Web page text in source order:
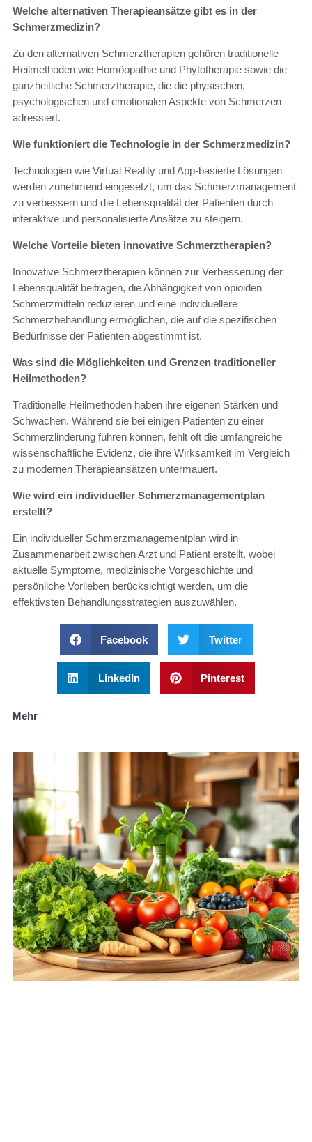
Welche alternativen Therapieansätze gibt es in der
Schmerzmedizin?
Zu den alternativen Schmerztherapien gehören traditionelle
Heilmethoden wie Homöopathie und Phytotherapie sowie die
ganzheitliche Schmerztherapie, die die physischen,
psychologischen und emotionalen Aspekte von Schmerzen
adressiert.
Wie funktioniert die Technologie in der Schmerzmedizin?
Technologien wie Virtual Reality und App-basierte Lösungen
werden zunehmend eingesetzt, um das Schmerzmanagement
zu verbessern und die Lebensqualität der Patienten durch
interaktive und personalisierte Ansätze zu steigern.
Welche Vorteile bieten innovative Schmerztherapien?
Innovative Schmerztherapien können zur Verbesserung der
Lebensqualität beitragen, die Abhängigkeit von opioiden
Schmerzmitteln reduzieren und eine individuellere
Schmerzbehandlung ermöglichen, die auf die spezifischen
Bedürfnisse der Patienten abgestimmt ist.
Was sind die Möglichkeiten und Grenzen traditioneller
Heilmethoden?
Traditionelle Heilmethoden haben ihre eigenen Stärken und
Schwächen. Während sie bei einigen Patienten zu einer
Schmerzlinderung führen können, fehlt oft die umfangreiche
wissenschaftliche Evidenz, die ihre Wirksamkeit im Vergleich
zu modernen Therapieansätzen untermauert.
Wie wird ein individueller Schmerzmanagementplan
erstellt?
Ein individueller Schmerzmanagementplan wird in
Zusammenarbeit zwischen Arzt und Patient erstellt, wobei
aktuelle Symptome, medizinische Vorgeschichte und
persönliche Vorlieben berücksichtigt werden, um die
effektivsten Behandlungsstrategien auszuwählen.
Facebook Twitter
LinkedIn Pinterest
Mehr